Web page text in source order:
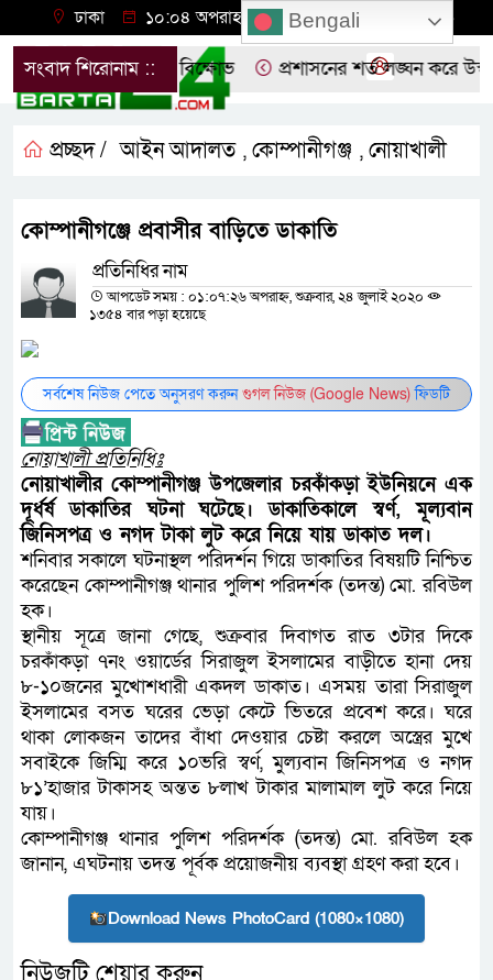
ঢাকা ১০:০৪ অপরাহ্ন, বৃহস্পতিবার, ০৬ অগাস্ট ২০২৬
সংবাদ শিরোনাম ::
ছাত্রদলের বিক্ষোভ প্রশাসনের শর্ত লঙ্ঘন করে
প্রচ্ছদ / আইন আদালত , কোম্পানীগঞ্জ , নোয়াখালী
কোম্পানীগঞ্জে প্রবাসীর বাড়িতে ডাকাতি
প্রতিনিধির নাম
আপডেট সময় : ০১:০৭:২৬ অপরাহ্ন, শুক্রবার, ২৪ জুলাই ২০২০
১৩৫৪ বার পড়া হয়েছে
সর্বশেষ নিউজ পেতে অনুসরণ করুনগুগল নিউজ (Google News)ফিডটি
নোয়াখালী প্রতিনিধিঃ
নোয়াখালীর কোম্পানীগঞ্জ উপজেলার চরকাঁকড়া ইউনিয়নে এক
দূর্ধর্ষ ডাকাতির ঘটনা ঘটেছে। ডাকাতিকালে স্বর্ণ, মূল্যবান
জিনিসপত্র ও নগদ টাকা লুট করে নিয়ে যায় ডাকাত দল।
শনিবার সকালে ঘটনাস্থল পরিদর্শন গিয়ে ডাকাতির বিষয়টি নিশ্চিত
করেছেন কোম্পানীগঞ্জ থানার পুলিশ পরিদর্শক (তদন্ত) মো. রবিউল
হক।
স্থানীয় সূত্রে জানা গেছে, শুক্রবার দিবাগত রাত ৩টার দিকে
চরকাঁকড়া ৭নং ওয়ার্ডের সিরাজুল ইসলামের বাড়ীতে হানা দেয়
৮-১০জনের মুখোশধারী একদল ডাকাত। এসময় তারা সিরাজুল
ইসলামের বসত ঘরের ভেড়া কেটে ভিতরে প্রবেশ করে। ঘরে
থাকা লোকজন তাদের বাঁধা দেওয়ার চেষ্টা করলে অস্ত্রের মুখে
সবাইকে জিম্মি করে ১০ভরি স্বর্ণ, মুল্যবান জিনিসপত্র ও নগদ
৮১’হাজার টাকাসহ অন্তত ৮লাখ টাকার মালামাল লুট করে নিয়ে
যায়।
কোম্পানীগঞ্জ থানার পুলিশ পরিদর্শক (তদন্ত) মো. রবিউল হক
জানান, এঘটনায় তদন্ত পূর্বক প্রয়োজনীয় ব্যবস্থা গ্রহণ করা হবে।
Download News PhotoCard (1080×1080)
Bengali